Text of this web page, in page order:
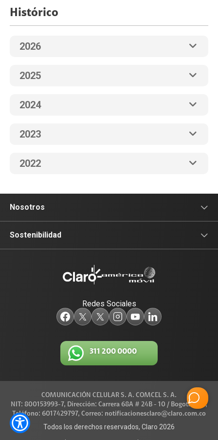
Histórico
2026
2025
2024
2023
2022
Nosotros
Sala de prensa
Legal y regulatorio
Código de Ética América Móvil
Sostenibilidad
Red de Voluntarios
Diversidad, Equidad e Inclusión
Conexiones
Redes Sociales
311 200 0000
COMUNICACIÓN CELULAR S. A. COMCEL S. A.
NIT: 800153993-7, Dirección: Carrera 68A # 24B - 10 / Bogotá D.C.,
Teléfono: 6017429797, Correo: notificacionesclaro@claro.com.co
Todos los derechos reservados, Claro 2026